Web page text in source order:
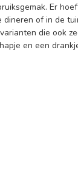
Er
of in de
die ook
en een